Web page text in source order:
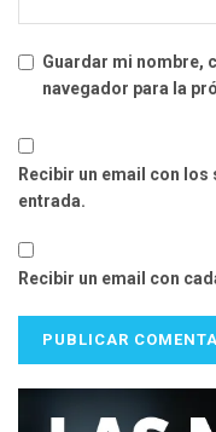
Guardar mi nombre,
navegador para la
Recibir un email con
entrada.
Recibir un email con